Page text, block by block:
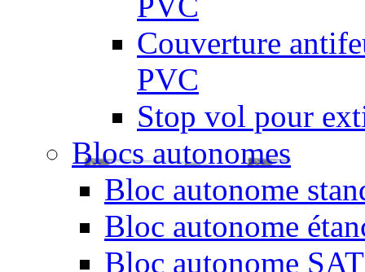
Couverture
PVC
Stop vol pour
Blocs autonomes
Bloc autonome
Bloc autonome
Bloc autonome